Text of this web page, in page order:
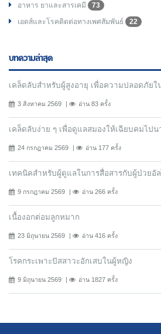
อาหาร ยาและสารเคมี
73
เอดส์และโรคติดต่อทางเพศสัมพันธ์
22
บทความล่าสุด
เคล็ดลับสำหรับผู้สูงอายุ เพื่อความปลอดภัยใ
3 สิงหาคม 2569 อ่าน 83 ครั้ง
เคล็ดลับง่าย ๆ เพื่อดูแลสมองให้เฉียบคมไปน
24 กรกฎาคม 2569 อ่าน 177 ครั้ง
เทคนิคสำหรับผู้ดูแลในการสื่อสารกับผู้ป่วยอั
9 กรกฎาคม 2569 อ่าน 266 ครั้ง
เนื้องอกต่อมลูกหมาก
23 มิถุนายน 2569 อ่าน 416 ครั้ง
โรคกระเพาะปัสสาวะอักเสบในผู้หญิง
9 มิถุนายน 2569 อ่าน 1827 ครั้ง